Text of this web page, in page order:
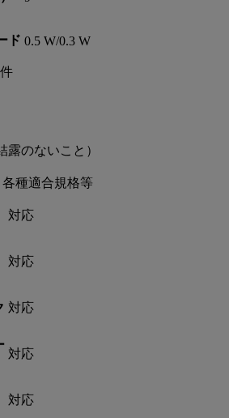
ド 0.5 W/0.3 W
露のないこと）
各種適合規格等
対応
対応
対応
対応
対応